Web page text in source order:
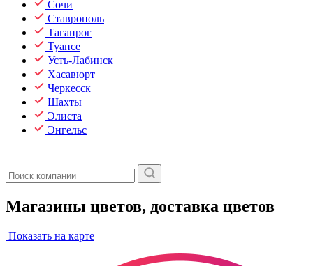
Сочи
Ставрополь
Таганрог
Туапсе
Усть-Лабинск
Хасавюрт
Черкесск
Шахты
Элиста
Энгельс
Магазины цветов, доставка цветов
Показать на карте